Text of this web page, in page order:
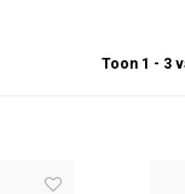
Toon 1 - 3